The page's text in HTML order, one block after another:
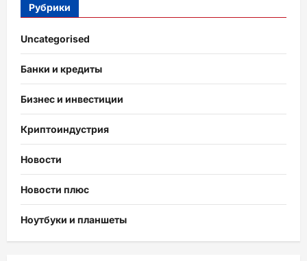
Рубрики
Uncategorised
Банки и кредиты
Бизнес и инвестиции
Криптоиндустрия
Новости
Новости плюс
Ноутбуки и планшеты